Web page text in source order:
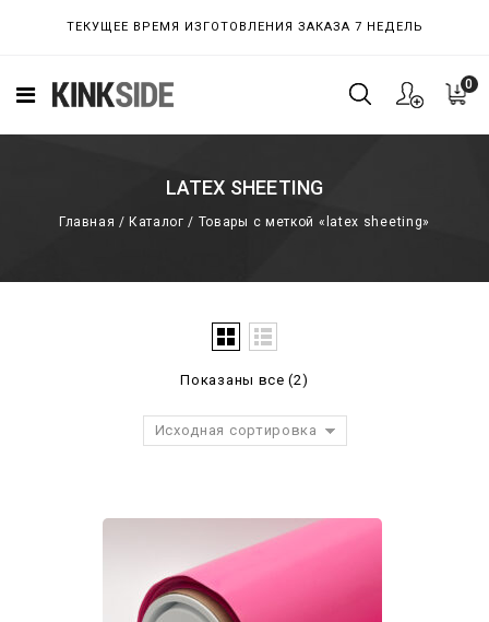
ТЕКУЩЕЕ ВРЕМЯ ИЗГОТОВЛЕНИЯ ЗАКАЗА 7 НЕДЕЛЬ
0
LATEX SHEETING
Главная / Каталог / Товары с меткой «latex sheeting»
Показаны все (2)
Исходная сортировка